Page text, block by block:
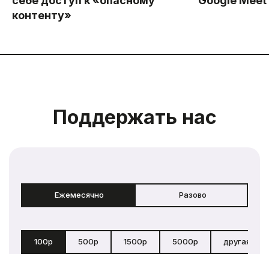
контенту»
Поддержать нас
Ежемесячно Разово
100р 500р 1500р 5000р другая